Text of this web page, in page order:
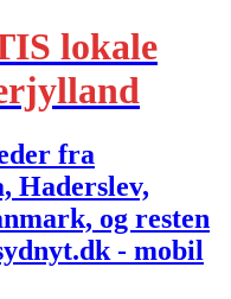
lokale
fra
Haderslev,
og resten
- mobil